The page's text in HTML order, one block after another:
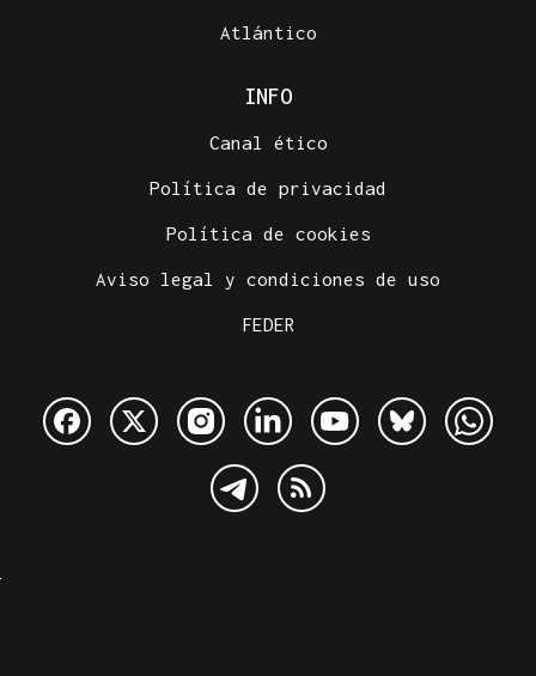
Atlántico
INFO
Canal ético
Política de privacidad
Política de cookies
Aviso legal y condiciones de uso
FEDER